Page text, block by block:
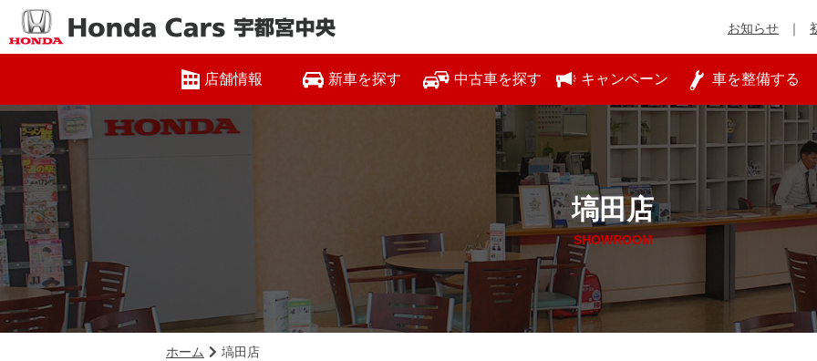
お知らせ
店舗情報 新車を探す 中古車を探す キャンペーン 車を整備する
塙田店
SHOWROOM
ホーム 塙田店